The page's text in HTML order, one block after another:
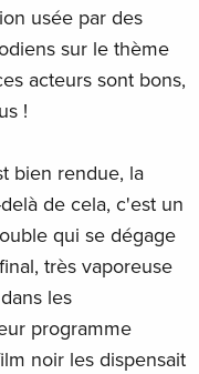
usée par des
sur le thème
acteurs sont bons,
!
bien rendue, la
de cela, c'est un
qui se dégage
très vaporeuse
les
programme
noir les dispensait